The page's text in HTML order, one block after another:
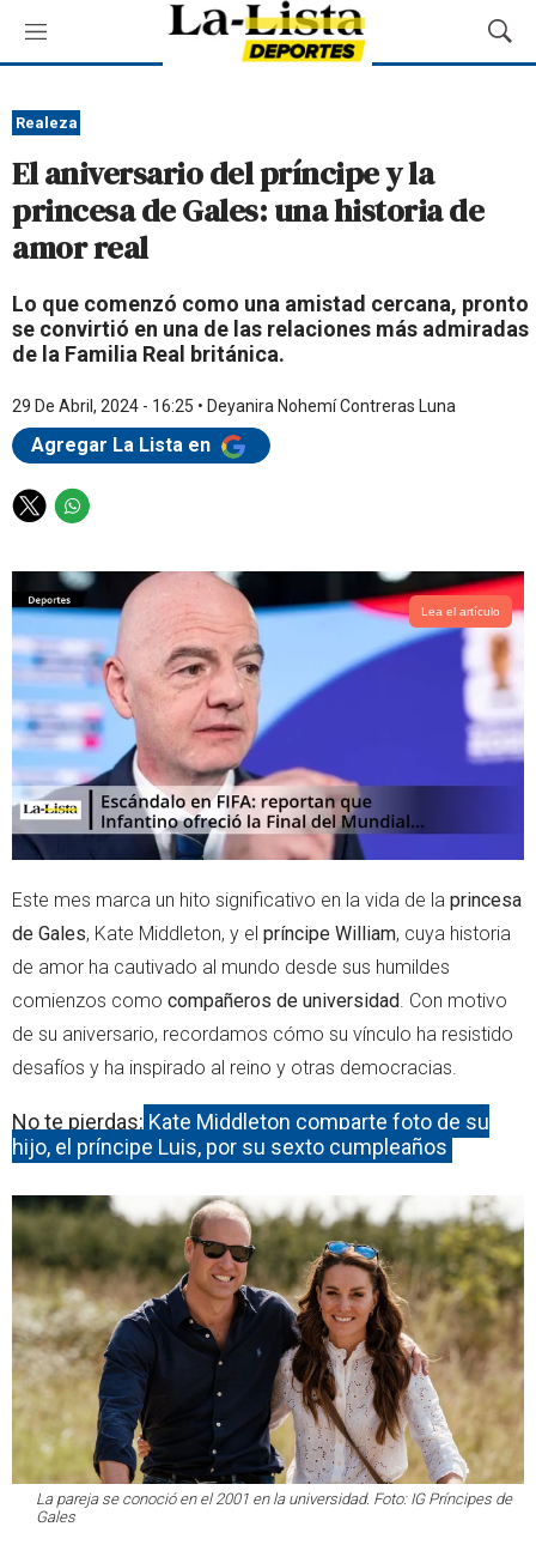
M
e
ú
M
o
q
u
e
Realeza
El aniversario del príncipe y la
princesa de Gales: una historia de
amor real
Lo que comenzó como una amistad cercana, pronto
se convirtió en una de las relaciones más admiradas
de la Familia Real británica.
29 De Abril, 2024 - 16:25 • Deyanira Nohemí Contreras Luna
Agregar La Lista en
T
i
t
t
e
r
W
a
t
s
a
p
p
Lea el artículo
Este mes marca un hito significativo en la vida de la princesa
de Gales, Kate Middleton, y el príncipe William, cuya historia
de amor ha cautivado al mundo desde sus humildes
comienzos como compañeros de universidad . Con motivo
de su aniversario, recordamos cómo su vínculo ha resistido
desafíos y ha inspirado al reino y otras democracias.
No te pierdas: Kate Middleton comparte foto de su
hijo, el príncipe Luis, por su sexto cumpleaños
La pareja se conoció en el 2001 en la universidad. Foto: IG Príncipes de
Gales